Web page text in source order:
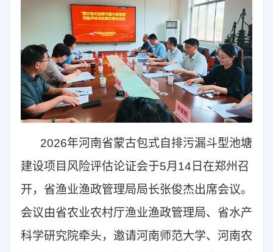
2026年河南省蒙古包式自排污漏斗型池塘
建设项目风险评估论证会于5月14日在郑州召
开，省渔业渔政管理局局长张俊杰出席会议。
会议由省农业农村厅渔业渔政管理局、省水产
科学研究院牵头，邀请河南师范大学、河南农